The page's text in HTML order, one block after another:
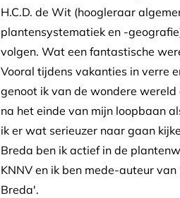
H.C.D. de Wit (hoogleraar
plantensystematiek en -
volgen. Wat een fantastische
Vooral tijdens vakanties in verre
genoot ik van de wondere
na het einde van mijn loopbaan
ik er wat serieuzer naar gaan
Breda ben ik actief in de
KNNV en ik ben mede-auteur
Breda'.